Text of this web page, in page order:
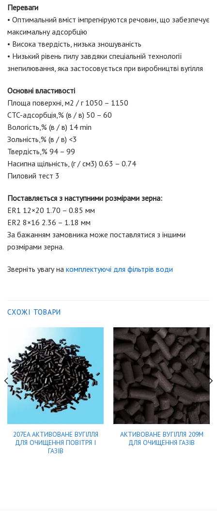
Переваги
• Оптимальний вміст імпрегніруются речовин, що забезпечує
максимальну адсорбцію
• Висока твердість, низька зношуваність
• Низький рівень пилу завдяки спеціальній технології
знепилювання, яка застосовується при виробництві вугілля
Основні властивості
Площа поверхні, м2 / г 1050 – 1150
CTC-адсорбція,% (в / в) 50 – 60
Вологість,% (в / в) 14 min
Зольність,% (в / в) <3
Твердість,% 94 – 99
Насипна щільність, (г / см3) 0.63 – 0.74
Пиловий тест 3
Поставляється з наступними розмірами зерна:
ER1 12×20 1.70 – 0.85 мм
ER2 8×16 2.36 – 1.18 мм
За бажанням замовника може поставлятися з іншими
розмірами зерна.
Зверніть увагу на комплектуючі для фільтрів води
СХОЖІ ТОВАРИ
207EA АКТИВОВАНЕ ВУГІЛЛЯ
ДЛЯ ОЧИЩЕННЯ ПОВІТРЯ І
ГАЗІВ
АКТИВОВАНЕ ВУГІЛЛЯ 209М
ДЛЯ ОЧИЩЕННЯ ГАЗІВ